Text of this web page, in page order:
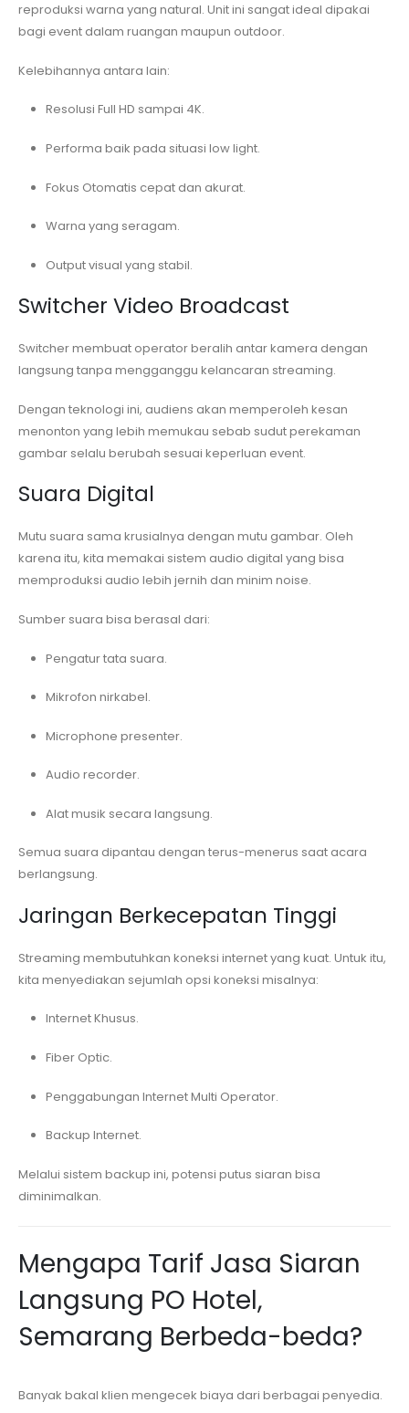
reproduksi warna yang natural. Unit ini sangat ideal dipakai
bagi event dalam ruangan maupun outdoor.
Kelebihannya antara lain:
Resolusi Full HD sampai 4K.
Performa baik pada situasi low light.
Fokus Otomatis cepat dan akurat.
Warna yang seragam.
Output visual yang stabil.
Switcher Video Broadcast
Switcher membuat operator beralih antar kamera dengan
langsung tanpa mengganggu kelancaran streaming.
Dengan teknologi ini, audiens akan memperoleh kesan
menonton yang lebih memukau sebab sudut perekaman
gambar selalu berubah sesuai keperluan event.
Suara Digital
Mutu suara sama krusialnya dengan mutu gambar. Oleh
karena itu, kita memakai sistem audio digital yang bisa
memproduksi audio lebih jernih dan minim noise.
Sumber suara bisa berasal dari:
Pengatur tata suara.
Mikrofon nirkabel.
Microphone presenter.
Audio recorder.
Alat musik secara langsung.
Semua suara dipantau dengan terus-menerus saat acara
berlangsung.
Jaringan Berkecepatan Tinggi
Streaming membutuhkan koneksi internet yang kuat. Untuk itu,
kita menyediakan sejumlah opsi koneksi misalnya:
Internet Khusus.
Fiber Optic.
Penggabungan Internet Multi Operator.
Backup Internet.
Melalui sistem backup ini, potensi putus siaran bisa
diminimalkan.
Mengapa Tarif Jasa Siaran
Langsung PO Hotel,
Semarang Berbeda-beda?
Banyak bakal klien mengecek biaya dari berbagai penyedia.